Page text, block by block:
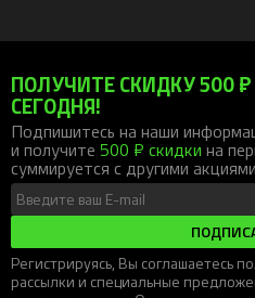
ПОЛУЧИТЕ СКИДКУ 500 ₽
СЕГОДНЯ!
Подпишитесь на наши
и получите 500 ₽ скидки на
суммируется с другими
Регистрируясь, Вы соглашаетесь
рассылки и специальные